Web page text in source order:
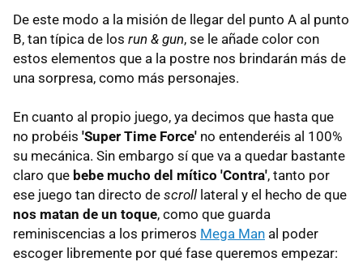
De este modo a la misión de llegar del punto A al punto
B, tan típica de los run & gun, se le añade color con
estos elementos que a la postre nos brindarán más de
una sorpresa, como más personajes.
En cuanto al propio juego, ya decimos que hasta que
no probéis 'Super Time Force' no entenderéis al 100%
su mecánica. Sin embargo sí que va a quedar bastante
claro que bebe mucho del mítico 'Contra', tanto por
ese juego tan directo de scroll lateral y el hecho de que
nos matan de un toque, como que guarda
reminiscencias a los primeros Mega Man al poder
escoger libremente por qué fase queremos empezar: